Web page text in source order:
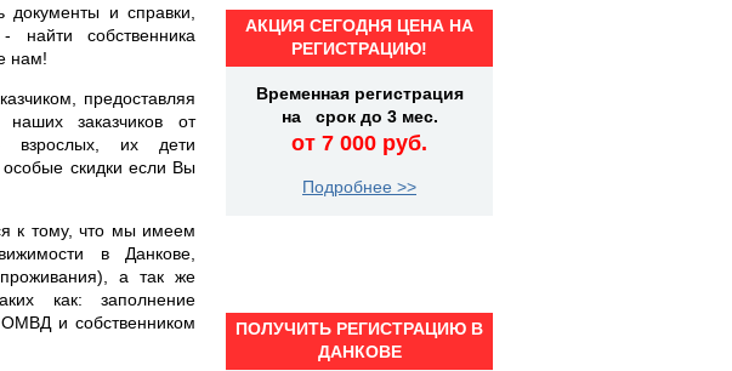
и справки,
найти собственника
нам!
предоставляя
заказчиков от
взрослых, их дети
особые скидки если Вы
к тому, что мы имеем
в Данкове,
а так же
как: заполнение
и собственником
АКЦИЯ СЕГОДНЯ ЦЕНА НА
РЕГИСТРАЦИЮ!
Временная регистрация
на срок до 3 мес.
от 7 000 руб.
Подробнее >>
ПОЛУЧИТЬ РЕГИСТРАЦИЮ В
ДАНКОВЕ